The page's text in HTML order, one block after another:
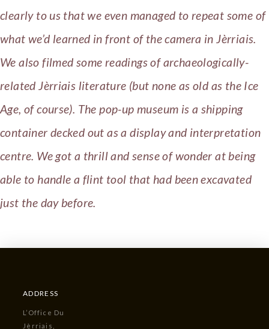
clearly to us that we even managed to repeat some of
what we’d learned in front of the camera in Jèrriais.
We also filmed some readings of archaeologically-
related Jèrriais literature (but none as old as the Ice
Age, of course). The pop-up museum is a shipping
container decked out as a display and interpretation
centre. We got a thrill and sense of wonder at being
able to handle a flint tool that had been excavated
just the day before.
ADDRESS
L’Office Du
Jèrriais,